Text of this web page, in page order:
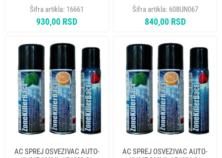
ERRECOM
Šifra artikla: 16661
930,00 RSD
ERRECOM
Šifra artikla: 608UN067
840,00 RSD
AC SPREJ OSVEZIVAC AUTO-
AC SPREJ OSVEZIVAC AUTO-